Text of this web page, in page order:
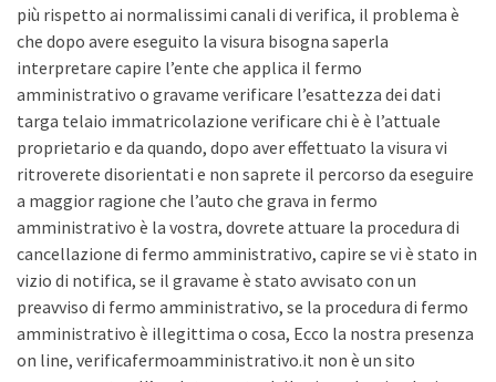
più rispetto ai normalissimi canali di verifica, il problema è
che dopo avere eseguito la visura bisogna saperla
interpretare capire l’ente che applica il fermo
amministrativo o gravame verificare l’esattezza dei dati
targa telaio immatricolazione verificare chi è è l’attuale
proprietario e da quando, dopo aver effettuato la visura vi
ritroverete disorientati e non saprete il percorso da eseguire
a maggior ragione che l’auto che grava in fermo
amministrativo è la vostra, dovrete attuare la procedura di
cancellazione di fermo amministrativo, capire se vi è stato in
vizio di notifica, se il gravame è stato avvisato con un
preavviso di fermo amministrativo, se la procedura di fermo
amministrativo è illegittima o cosa, Ecco la nostra presenza
on line, verificafermoamministrativo.it non è un sito